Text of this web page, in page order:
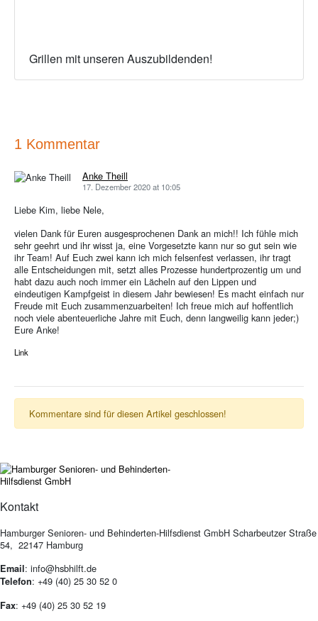
Grillen mit unseren Auszubildenden!
1 Kommentar
Anke Theill
17. Dezember 2020 at 10:05
Liebe Kim, liebe Nele,
vielen Dank für Euren ausgesprochenen Dank an mich!! Ich fühle mich
sehr geehrt und ihr wisst ja, eine Vorgesetzte kann nur so gut sein wie
ihr Team! Auf Euch zwei kann ich mich felsenfest verlassen, ihr tragt
alle Entscheidungen mit, setzt alles Prozesse hundertprozentig um und
habt dazu auch noch immer ein Lächeln auf den Lippen und
eindeutigen Kampfgeist in diesem Jahr bewiesen! Es macht einfach nur
Freude mit Euch zusammenzuarbeiten! Ich freue mich auf hoffentlich
noch viele abenteuerliche Jahre mit Euch, denn langweilig kann jeder;)
Eure Anke!
Link
Kommentare sind für diesen Artikel geschlossen!
Kontakt
Hamburger Senioren- und Behinderten-Hilfsdienst GmbH Scharbeutzer Straße
54, 22147 Hamburg
Email: info@hsbhilft.de
Telefon: +49 (40) 25 30 52 0
Fax: +49 (40) 25 30 52 19